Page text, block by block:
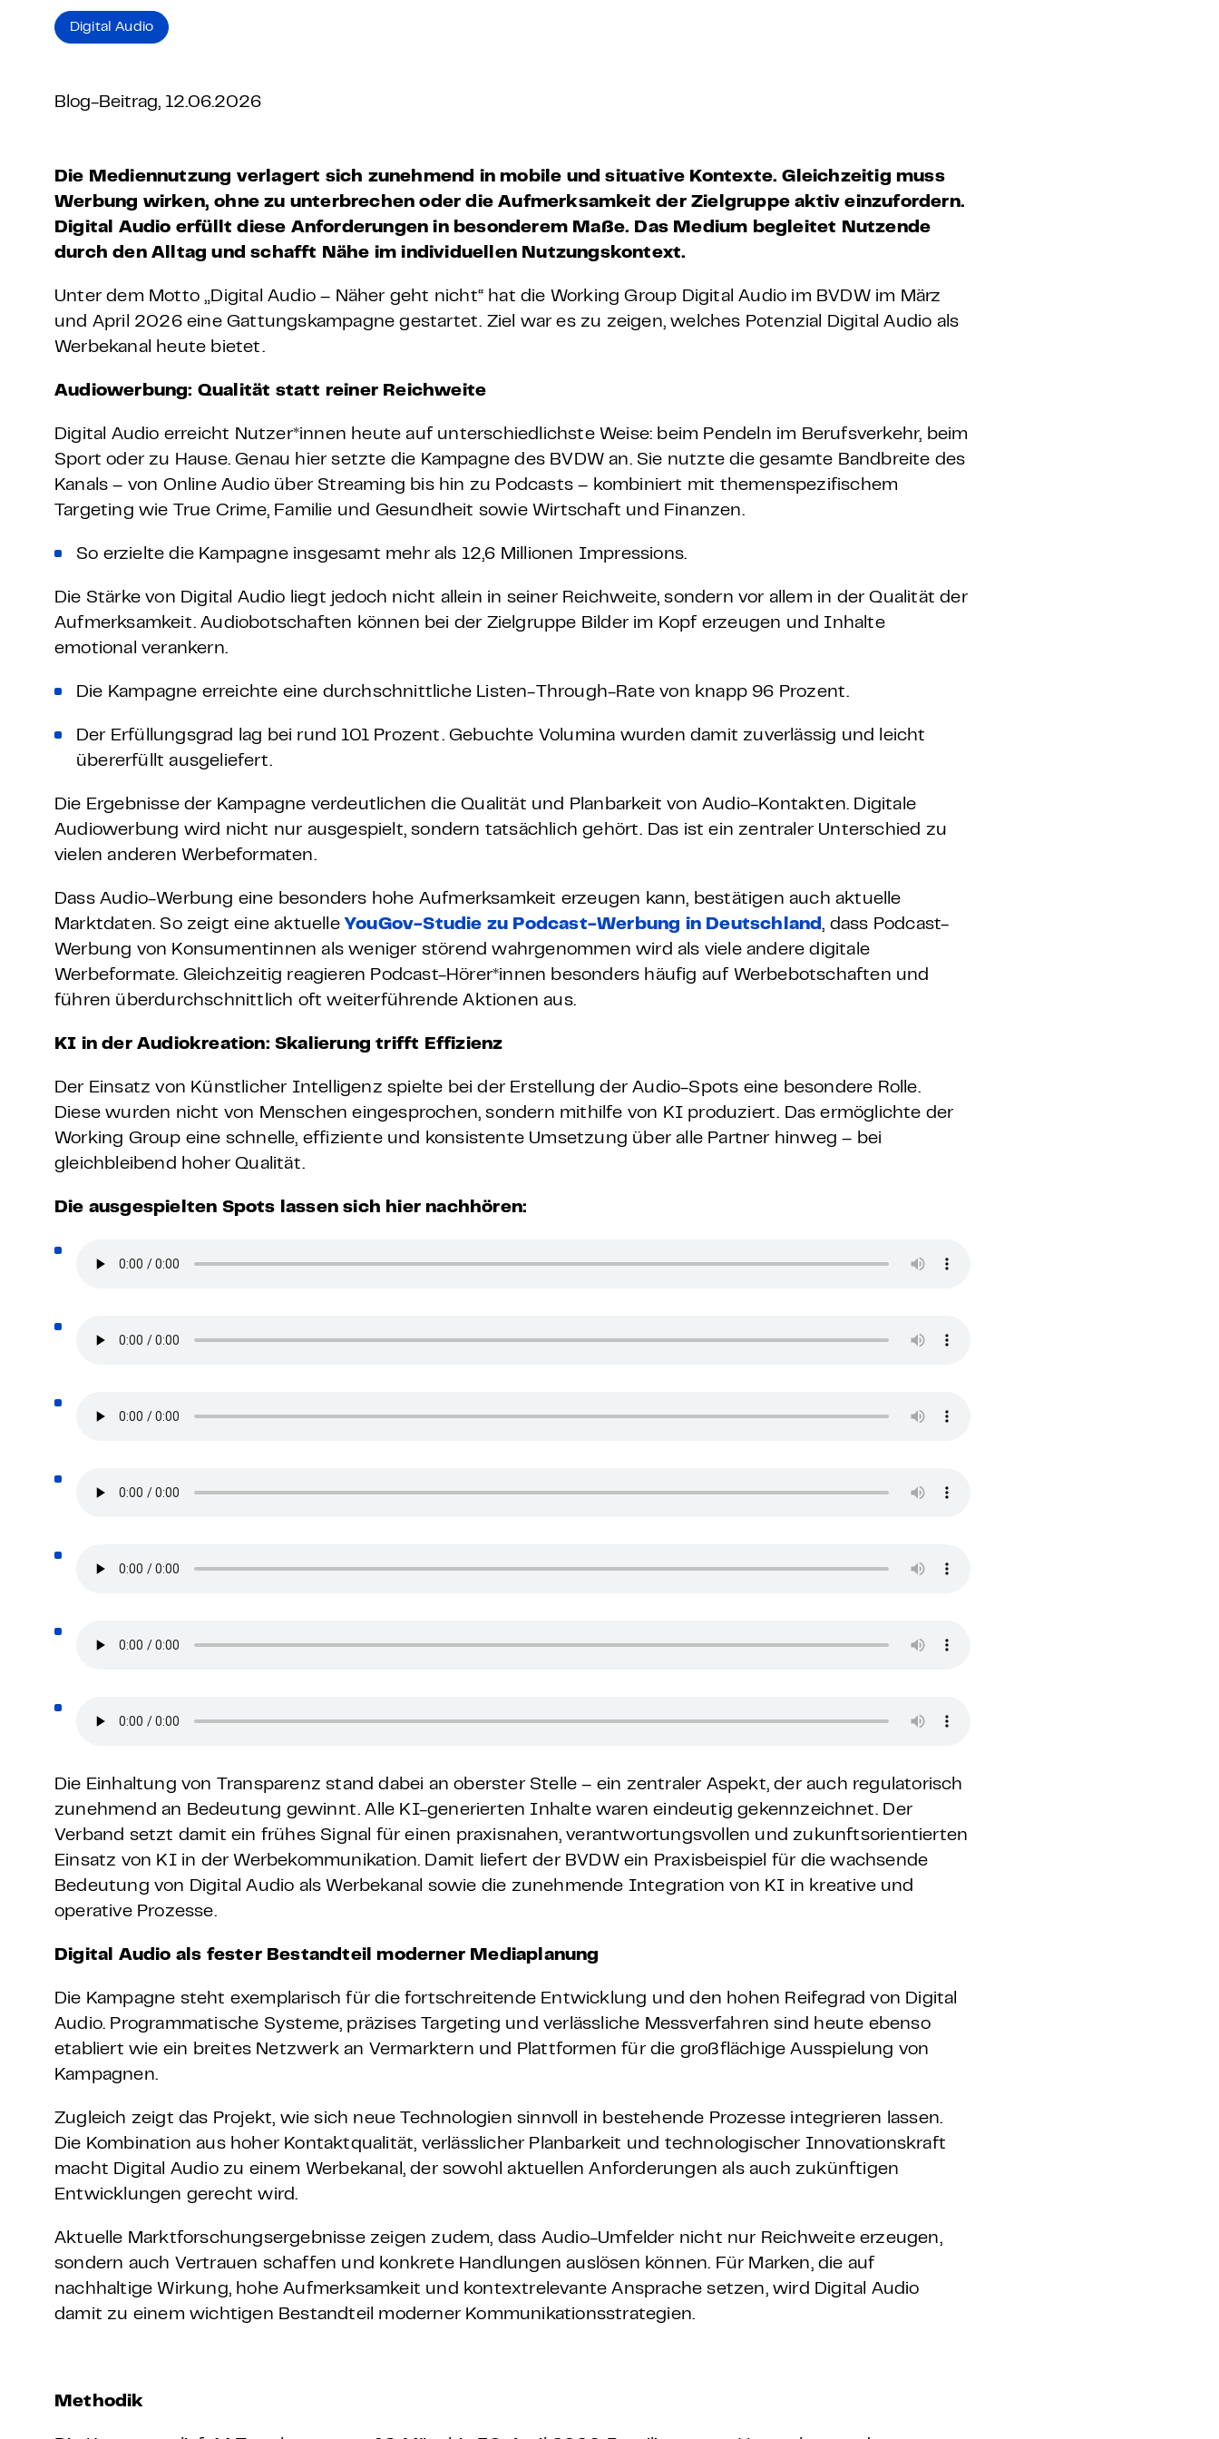
Product Management Bootcamp
Digital Audio
Blog-Beitrag, 12.06.2026
Die Mediennutzung verlagert sich zunehmend in mobile und situative Kontexte. Gleichzeitig muss
Werbung wirken, ohne zu unterbrechen oder die Aufmerksamkeit der Zielgruppe aktiv einzufordern.
Digital Audio erfüllt diese Anforderungen in besonderem Maße. Das Medium begleitet Nutzende
durch den Alltag und schafft Nähe im individuellen Nutzungskontext.
Unter dem Motto „Digital Audio – Näher geht nicht“ hat die Working Group Digital Audio im BVDW im März
und April 2026 eine Gattungskampagne gestartet. Ziel war es zu zeigen, welches Potenzial Digital Audio als
Werbekanal heute bietet.
Audiowerbung: Qualität statt reiner Reichweite
Digital Audio erreicht Nutzer*innen heute auf unterschiedlichste Weise: beim Pendeln im Berufsverkehr, beim
Sport oder zu Hause. Genau hier setzte die Kampagne des BVDW an. Sie nutzte die gesamte Bandbreite des
Kanals – von Online Audio über Streaming bis hin zu Podcasts – kombiniert mit themenspezifischem
Targeting wie True Crime, Familie und Gesundheit sowie Wirtschaft und Finanzen.
So erzielte die Kampagne insgesamt mehr als 12,6 Millionen Impressions.
Die Stärke von Digital Audio liegt jedoch nicht allein in seiner Reichweite, sondern vor allem in der Qualität der
Aufmerksamkeit. Audiobotschaften können bei der Zielgruppe Bilder im Kopf erzeugen und Inhalte
emotional verankern.
Die Kampagne erreichte eine durchschnittliche Listen-Through-Rate von knapp 96 Prozent.
Der Erfüllungsgrad lag bei rund 101 Prozent. Gebuchte Volumina wurden damit zuverlässig und leicht
übererfüllt ausgeliefert.
Die Ergebnisse der Kampagne verdeutlichen die Qualität und Planbarkeit von Audio-Kontakten. Digitale
Audiowerbung wird nicht nur ausgespielt, sondern tatsächlich gehört. Das ist ein zentraler Unterschied zu
vielen anderen Werbeformaten.
Dass Audio-Werbung eine besonders hohe Aufmerksamkeit erzeugen kann, bestätigen auch aktuelle
Marktdaten. So zeigt eine aktuelleYouGov-Studie zu Podcast-Werbung in Deutschland, dass Podcast-
Werbung von Konsumentinnen als weniger störend wahrgenommen wird als viele andere digitale
Werbeformate. Gleichzeitig reagieren Podcast-Hörer*innen besonders häufig auf Werbebotschaften und
führen überdurchschnittlich oft weiterführende Aktionen aus.
KI in der Audiokreation: Skalierung trifft Effizienz
Der Einsatz von Künstlicher Intelligenz spielte bei der Erstellung der Audio-Spots eine besondere Rolle.
Diese wurden nicht von Menschen eingesprochen, sondern mithilfe von KI produziert. Das ermöglichte der
Working Group eine schnelle, effiziente und konsistente Umsetzung über alle Partner hinweg – bei
gleichbleibend hoher Qualität.
Die ausgespielten Spots lassen sich hier nachhören:
Die Einhaltung von Transparenz stand dabei an oberster Stelle – ein zentraler Aspekt, der auch regulatorisch
zunehmend an Bedeutung gewinnt. Alle KI-generierten Inhalte waren eindeutig gekennzeichnet. Der
Verband setzt damit ein frühes Signal für einen praxisnahen, verantwortungsvollen und zukunftsorientierten
Einsatz von KI in der Werbekommunikation. Damit liefert der BVDW ein Praxisbeispiel für die wachsende
Bedeutung von Digital Audio als Werbekanal sowie die zunehmende Integration von KI in kreative und
operative Prozesse.
Digital Audio als fester Bestandteil moderner Mediaplanung
Die Kampagne steht exemplarisch für die fortschreitende Entwicklung und den hohen Reifegrad von Digital
Audio. Programmatische Systeme, präzises Targeting und verlässliche Messverfahren sind heute ebenso
etabliert wie ein breites Netzwerk an Vermarktern und Plattformen für die großflächige Ausspielung von
Kampagnen.
Zugleich zeigt das Projekt, wie sich neue Technologien sinnvoll in bestehende Prozesse integrieren lassen.
Die Kombination aus hoher Kontaktqualität, verlässlicher Planbarkeit und technologischer Innovationskraft
macht Digital Audio zu einem Werbekanal, der sowohl aktuellen Anforderungen als auch zukünftigen
Entwicklungen gerecht wird.
Aktuelle Marktforschungsergebnisse zeigen zudem, dass Audio-Umfelder nicht nur Reichweite erzeugen,
sondern auch Vertrauen schaffen und konkrete Handlungen auslösen können. Für Marken, die auf
nachhaltige Wirkung, hohe Aufmerksamkeit und kontextrelevante Ansprache setzen, wird Digital Audio
damit zu einem wichtigen Bestandteil moderner Kommunikationsstrategien.
Methodik